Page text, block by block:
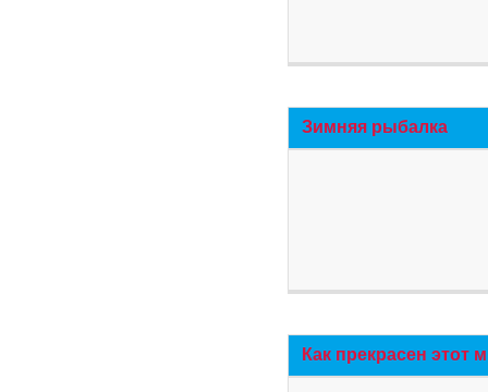
Зимняя рыбалка
Как прекрасен этот